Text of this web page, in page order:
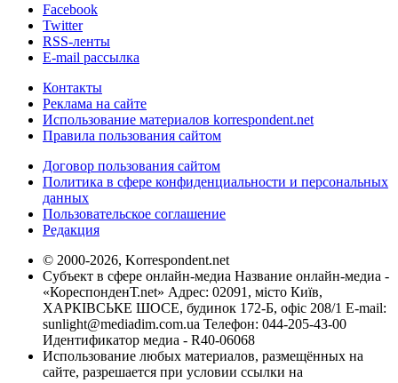
Facebook
Twitter
RSS-ленты
E-mail рассылка
Контакты
Реклама на сайте
Использование материалов korrespondent.net
Правила пользования сайтом
Договор пользования сайтом
Политика в сфере конфиденциальности и персональных
данных
Пользовательское соглашение
Редакция
© 2000-2026, Korrespondent.net
Субъект в сфере онлайн-медиа Название онлайн-медиа -
«КореспонденТ.net» Адрес: 02091, місто Київ,
ХАРКІВСЬКЕ ШОСЕ, будинок 172-Б, офіс 208/1 E-mail:
sunlight@mediadim.com.ua Телефон: 044-205-43-00
Идентификатор медиа - R40-06068
Использование любых материалов, размещённых на
сайте, разрешается при условии ссылки на